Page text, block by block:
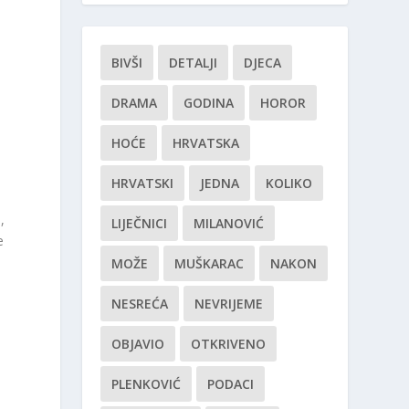
BIVŠI DETALJI DJECA
DRAMA GODINA HOROR
HOĆE HRVATSKA
HRVATSKI JEDNA KOLIKO
LIJEČNICI MILANOVIĆ
MOŽE MUŠKARAC NAKON
NESREĆA NEVRIJEME
OBJAVIO OTKRIVENO
PLENKOVIĆ PODACI